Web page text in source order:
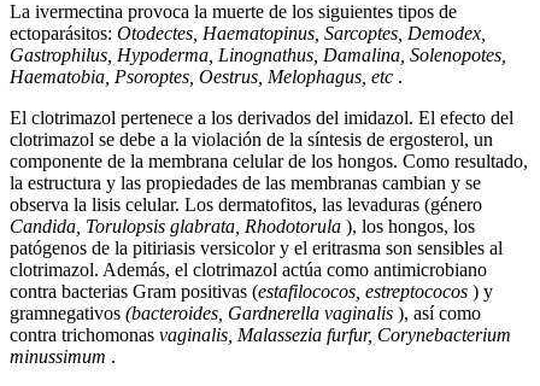
La ivermectina provoca la muerte de los siguientes tipos de
ectoparásitos: Otodectes, Haematopinus, Sarcoptes, Demodex,
Gastrophilus, Hypoderma, Linognathus, Damalina, Solenopotes,
Hаematobia, Psoroptes, Oestrus, Melophagus, etc .
El clotrimazol pertenece a los derivados del imidazol. El efecto del
clotrimazol se debe a la violación de la síntesis de ergosterol, un
componente de la membrana celular de los hongos. Como resultado,
la estructura y las propiedades de las membranas cambian y se
observa la lisis celular. Los dermatofitos, las levaduras (género
Candida, Torulopsis glabrata, Rhodotorula ), los hongos, los
patógenos de la pitiriasis versicolor y el eritrasma son sensibles al
clotrimazol. Además, el clotrimazol actúa como antimicrobiano
contra bacterias Gram positivas (estafilococos, estreptococos ) y
gramnegativos (bacteroides, Gardnerella vaginalis ), así como
contra trichomonas vaginalis, Malassezia furfur, Corynebacterium
minussimum .